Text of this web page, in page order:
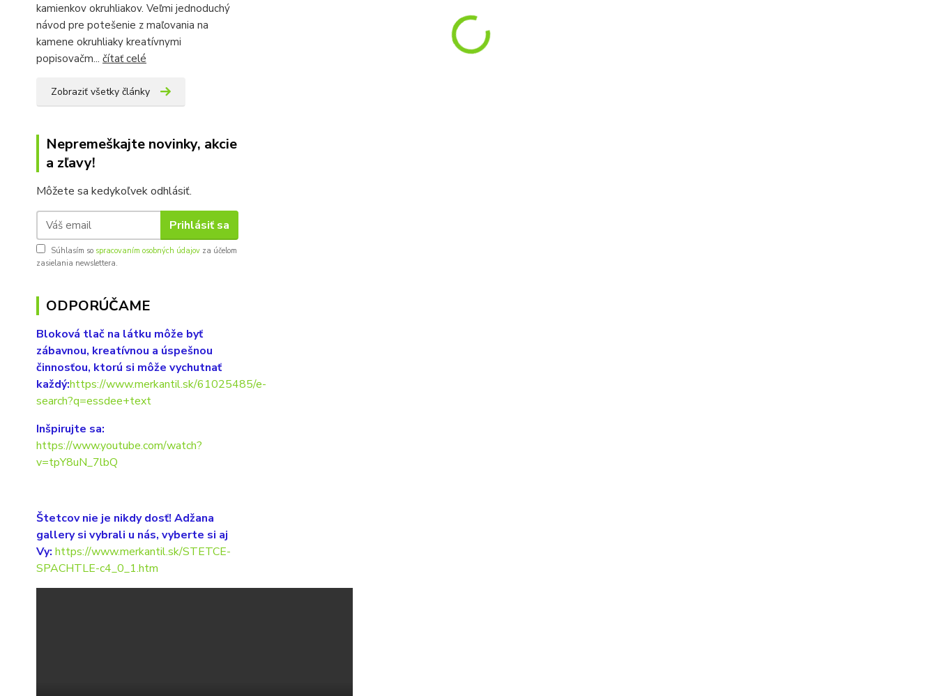
kamienkov okruhliakov. Veľmi jednoduchý
návod pre potešenie z maľovania na
kamene okruhliaky kreatívnymi
popisovačm... čítať celé
Zobraziť všetky články
Nepremeškajte novinky, akcie
a zľavy!
Môžete sa kedykoľvek odhlásiť.
Prihlásiť sa
Súhlasím so spracovaním osobných údajov za účelom
zasielania newslettera.
ODPORÚČAME
Bloková tlač na látku môže byť
zábavnou, kreatívnou a úspešnou
činnosťou, ktorú si môže vychutnať
každý:https://www.merkantil.sk/61025485/e-
search?q=essdee+text
Inšpirujte sa:
https://www.youtube.com/watch?
v=tpY8uN_7lbQ
Štetcov nie je nikdy dosť! Adžana
gallery si vybrali u nás, vyberte si aj
Vy: https://www.merkantil.sk/STETCE-
SPACHTLE-c4_0_1.htm